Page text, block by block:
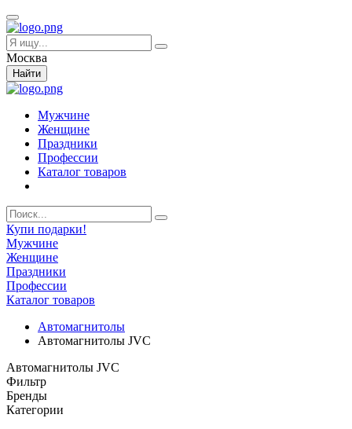
Москва
Найти
Мужчине
Женщине
Праздники
Профессии
Каталог товаров
Купи подарки!
Мужчине
Женщине
Праздники
Профессии
Каталог товаров
Автомагнитолы
Автомагнитолы JVC
Автомагнитолы JVC
Фильтр
Бренды
Категории